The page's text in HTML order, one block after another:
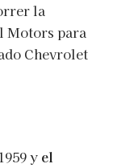
la
Motors para
Chevrolet
y el